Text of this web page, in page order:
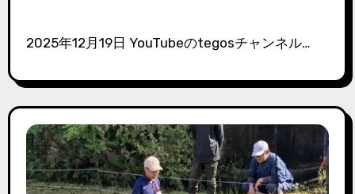
2025年12月19日 YouTubeのtegosチャンネル…